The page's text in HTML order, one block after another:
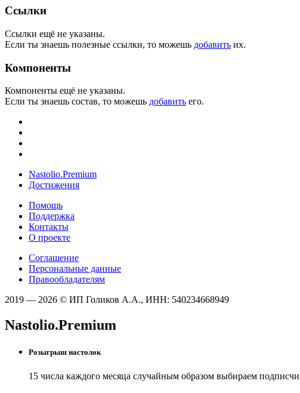
Ссылки
Ссылки ещё не указаны.
Если ты знаешь полезные ссылки, то можешь добавить их.
Компоненты
Компоненты ещё не указаны.
Если ты знаешь состав, то можешь добавить его.
Nastolio.Premium
Достижения
Помощь
Поддержка
Контакты
О проекте
Соглашение
Персональные данные
Правообладателям
2019 — 2026 © ИП Голиков А.А., ИНН: 540234668949
Nastolio.Premium
Розыгрыш настолок
15 числа каждого месяца случайным образом выбираем